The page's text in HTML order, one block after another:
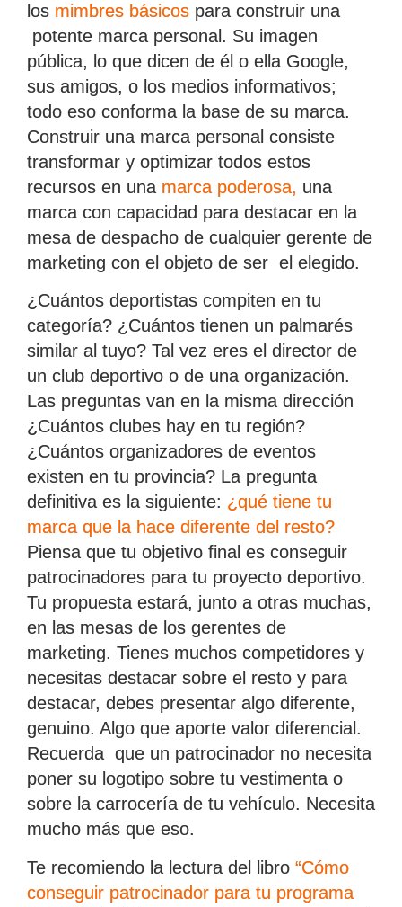
los mimbres básicos para construir una
potente marca personal. Su imagen
pública, lo que dicen de él o ella Google,
sus amigos, o los medios informativos;
todo eso conforma la base de su marca.
Construir una marca personal consiste
transformar y optimizar todos estos
recursos en una marca poderosa, una
marca con capacidad para destacar en la
mesa de despacho de cualquier gerente de
marketing con el objeto de ser el elegido.
¿Cuántos deportistas compiten en tu
categoría? ¿Cuántos tienen un palmarés
similar al tuyo? Tal vez eres el director de
un club deportivo o de una organización.
Las preguntas van en la misma dirección
¿Cuántos clubes hay en tu región?
¿Cuántos organizadores de eventos
existen en tu provincia? La pregunta
definitiva es la siguiente: ¿qué tiene tu
marca que la hace diferente del resto?
Piensa que tu objetivo final es conseguir
patrocinadores para tu proyecto deportivo.
Tu propuesta estará, junto a otras muchas,
en las mesas de los gerentes de
marketing. Tienes muchos competidores y
necesitas destacar sobre el resto y para
destacar, debes presentar algo diferente,
genuino. Algo que aporte valor diferencial.
Recuerda que un patrocinador no necesita
poner su logotipo sobre tu vestimenta o
sobre la carrocería de tu vehículo. Necesita
mucho más que eso.
Te recomiendo la lectura del libro “Cómo
conseguir patrocinador para tu programa